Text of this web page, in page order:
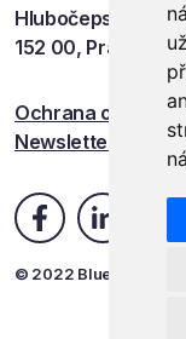
Hlubočepská 701/
152 00, Praha 5
Ochrana osobních
Newsletter
© 2022 Blue Events